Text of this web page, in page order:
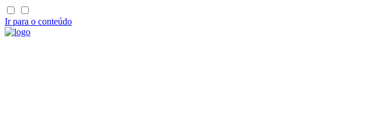
Ir para o conteúdo